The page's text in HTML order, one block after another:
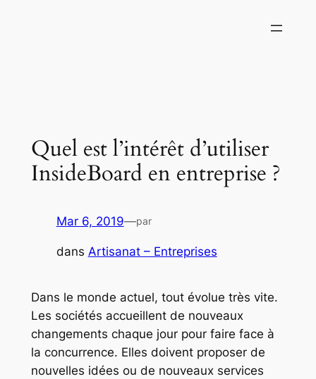
Quel est l’intérêt d’utiliser
InsideBoard en entreprise ?
Mar 6, 2019—par
dans Artisanat – Entreprises
Dans le monde actuel, tout évolue très vite.
Les sociétés accueillent de nouveaux
changements chaque jour pour faire face à
la concurrence. Elles doivent proposer de
nouvelles idées ou de nouveaux services